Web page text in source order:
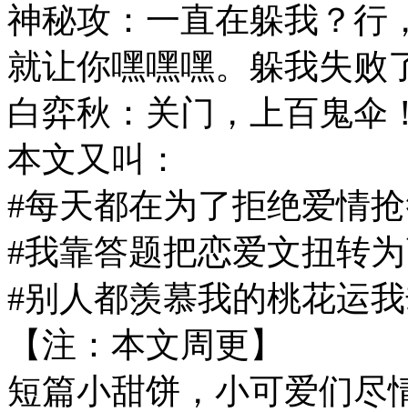
神秘攻：一直在躲我？行
就让你嘿嘿嘿。躲我失败
白弈秋：关门，上百鬼伞
本文又叫：
#每天都在为了拒绝爱情
#我靠答题把恋爱文扭转
#别人都羡慕我的桃花运
【注：本文周更】
短篇小甜饼，小可爱们尽